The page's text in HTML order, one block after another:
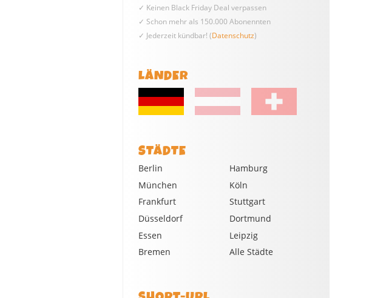
✓ Keinen Black Friday Deal verpassen
✓ Schon mehr als 150.000 Abonennten
✓ Jederzeit kündbar! (Datenschutz)
LÄNDER
STÄDTE
Berlin
Hamburg
München
Köln
Frankfurt
Stuttgart
Düsseldorf
Dortmund
Essen
Leipzig
Bremen
Alle Städte